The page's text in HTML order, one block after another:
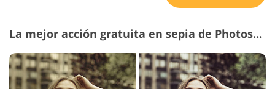
La mejor acción gratuita en sepia de Photoshop n.º 20 "Soft"